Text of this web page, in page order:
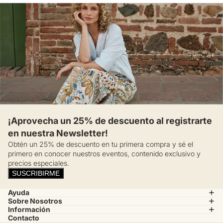
¡Aprovecha un 25% de descuento al registrarte
en nuestra Newsletter!
Obtén un 25% de descuento en tu primera compra y sé el
primero en conocer nuestros eventos, contenido exclusivo y
precios especiales.
SUSCRIBIRME
Ayuda
Sobre Nosotros
Información
Contacto